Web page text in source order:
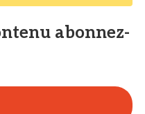
abonnez-